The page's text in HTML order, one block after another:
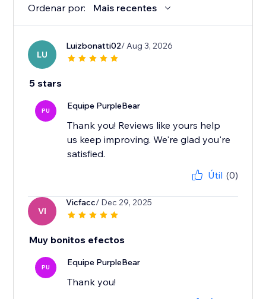
Ordenar por: Mais recentes
LU
Luizbonatti02/ Aug 3, 2026
5 stars
PU Equipe PurpleBear
Thank you! Reviews like yours help
us keep improving. We're glad you're
satisfied.
Útil (0)
VI
Vicfacc/ Dec 29, 2025
Muy bonitos efectos
PU Equipe PurpleBear
Thank you!